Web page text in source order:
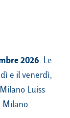
2026. Le
e il venerdì,
Luiss
Milano.